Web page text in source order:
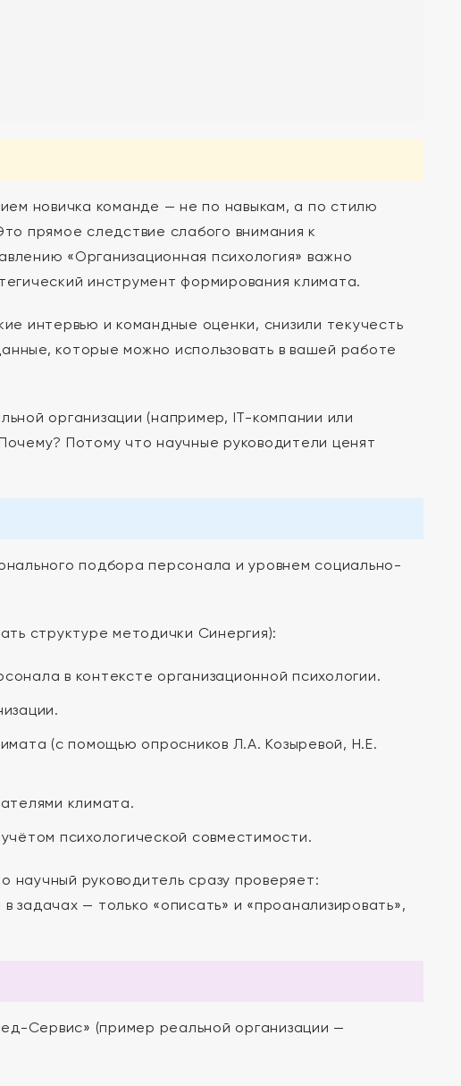
новичка команде — не по навыкам, а по стилю
прямое следствие слабого внимания к
«Организационная психология» важно
инструмент формирования климата.
интервью и командные оценки, снизили текучесть
которые можно использовать в вашей работе
организации (например, IT-компании или
Потому что научные руководители ценят
подбора персонала и уровнем социально-
структуре методички Синергия):
в контексте организационной психологии.
(с помощью опросников Л.А. Козыревой, Н.Е.
климата.
психологической совместимости.
руководитель сразу проверяет:
задачах — только «описать» и «проанализировать»,
Сервис» (пример реальной организации —